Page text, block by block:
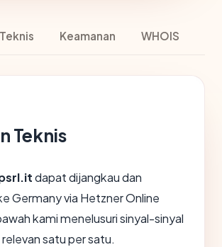
Teknis Keamanan WHOIS
Teknis
dapat dijangkau dan
Germany via Hetzner Online
kami menelusuri sinyal-sinyal
satu per satu.